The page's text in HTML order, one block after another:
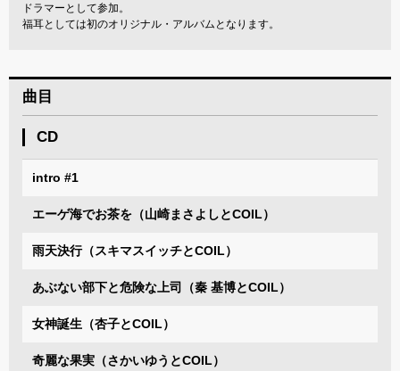
ドラマーとして参加。
福耳としては初のオリジナル・アルバムとなります。
曲目
CD
intro #1
エーゲ海でお茶を（山崎まさよしとCOIL）
雨天決行（スキマスイッチとCOIL）
あぶない部下と危険な上司（秦 基博とCOIL）
女神誕生（杏子とCOIL）
奇麗な果実（さかいゆうとCOIL）